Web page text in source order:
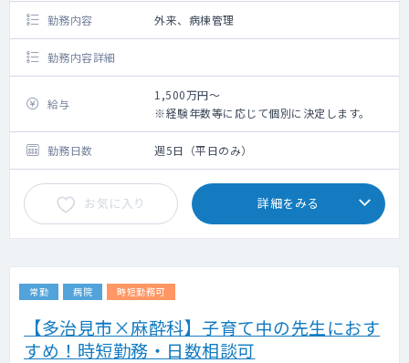
勤務内容 外来、病棟管理
勤務内容詳細
給与
1,500万円～
※経験年数等に応じて個別に決定します。
勤務日数 週5日（平日のみ）
お気に入り 詳細をみる
常勤 病院 時短勤務可
【多治見市×麻酔科】子育て中の先生におす
すめ！時短勤務・日数相談可